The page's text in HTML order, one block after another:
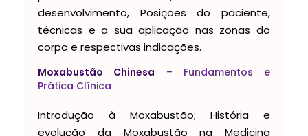
desenvolvimento, Posições do paciente,
técnicas e a sua aplicação nas zonas do
corpo e respectivas indicações.
Moxabustão Chinesa – Fundamentos e
Prática Clínica
Introdução à Moxabustão; História e
evolução da Moxabustão na Medicina